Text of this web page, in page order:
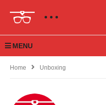
MENU
Home Unboxing